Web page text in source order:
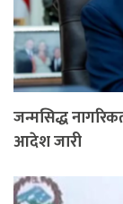
जन्मसिद्ध
आदेश जारी